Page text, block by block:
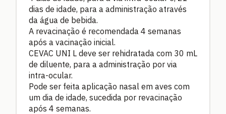
dias de idade, para a administração através
da água de bebida.
A revacinação é recomendada 4 semanas
após a vacinação inicial.
CEVAC UNI L deve ser rehidratada com 30 mL
de diluente, para a administração por via
intra-ocular.
Pode ser feita aplicação nasal em aves com
um dia de idade, sucedida por revacinação
após 4 semanas.